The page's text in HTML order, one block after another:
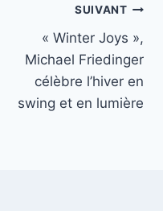
SUIVANT
« Winter Joys »,
Michael Friedinger
célèbre l’hiver en
swing et en lumière